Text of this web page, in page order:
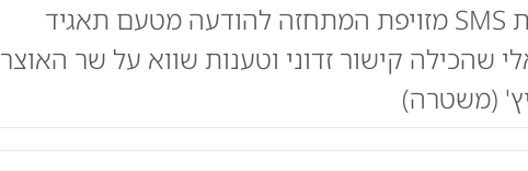
שהופצה הודעת SMS מזויפת המתחזה להודעה מטעם תאגיד
שהכילה קישור זדוני וטענות שווא על שר האוצר
(משטרה)